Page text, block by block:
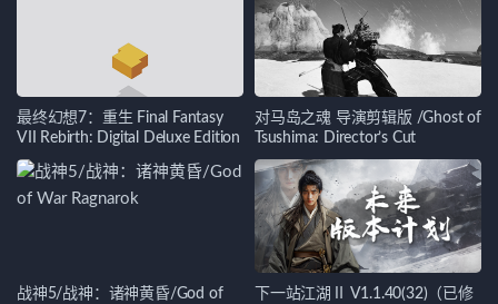
最终幻想7：重生 Final Fantasy
VII Rebirth: Digital Deluxe Edition
对马岛之魂 导演剪辑版 /Ghost of
Tsushima: Director’s Cut
战神5/战神：诸神黄昏/God of
下一站江湖Ⅱ V1.1.40(32)（已修